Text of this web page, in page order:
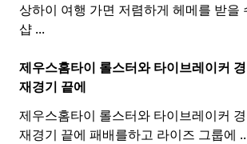
상하이 여행 가면 저렴하게 헤메를 받을
샵 ...
제우스홈타이 롤스터와타이브레이커
재경기 끝에
제우스홈타이 롤스터와 타이브레이커
재경기 끝에 패배를하고 라이즈 그룹에